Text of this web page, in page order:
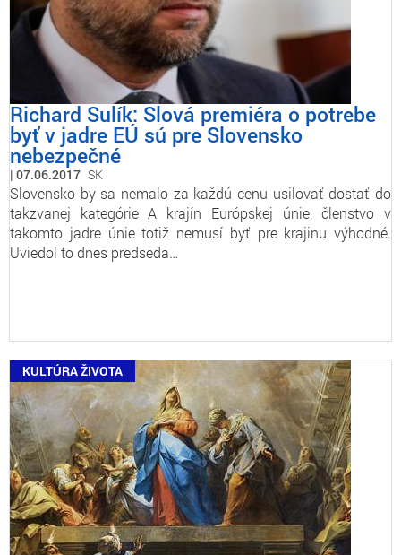
Richard Sulík: Slová premiéra o potrebe
byť v jadre EÚ sú pre Slovensko
nebezpečné
07.06.2017 SK
Slovensko by sa nemalo za každú cenu usilovať dostať do
takzvanej kategórie A krajín Európskej únie, členstvo v
takomto jadre únie totiž nemusí byť pre krajinu výhodné.
Uviedol to dnes predseda…
KULTÚRA ŽIVOTA